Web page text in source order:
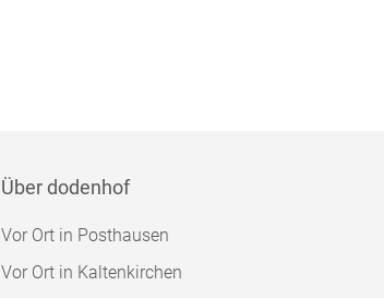
Über dodenhof
Vor Ort in Posthausen
Vor Ort in Kaltenkirchen